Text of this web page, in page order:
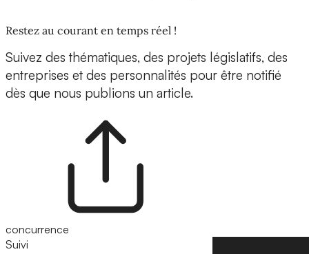
Restez au courant en temps réel !
Suivez des thématiques, des projets législatifs, des
entreprises et des personnalités pour être notifié
dès que nous publions un article.
concurrence
Suivi